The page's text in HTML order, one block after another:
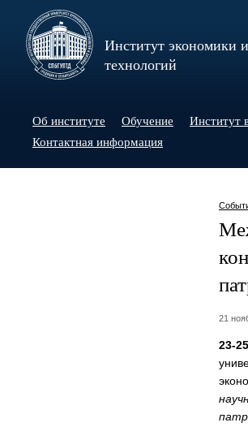
Институт экономики
технологий
Об институте Обучение Институт
Контактная информация
21
23-